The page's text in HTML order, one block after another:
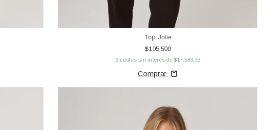
Top Jolie
$105.500
6 cuotas sin interés de $17.583,33
Comprar